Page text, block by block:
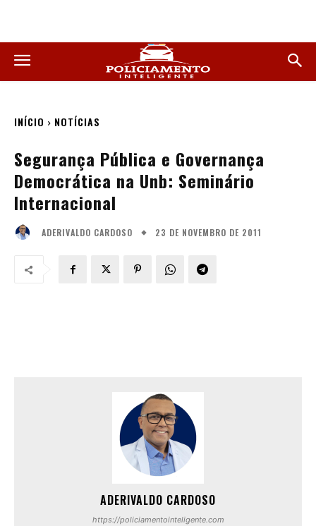
INÍCIO NOTÍCIAS
Segurança Pública e Governança
Democrática na Unb: Seminário
Internacional
ADERIVALDO CARDOSO 23 DE NOVEMBRO DE 2011
ADERIVALDO CARDOSO
https://policiamentointeligente.com